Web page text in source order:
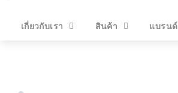
เกี่ยวกับเรา สินค้า แบรนด์